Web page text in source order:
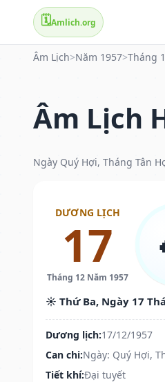
🗓️Amlich.org
Âm Lịch>Năm 1957>Tháng
Âm Lịch
Ngày Quý Hợi, Tháng Tân
DƯƠNG LỊCH
17
Tháng 12 Năm 1957
☀️ Thứ Ba, Ngày 17
Dương lịch:17/12/1957
Can chi:Ngày: Quý Hợi,
Tiết khí:Đại tuyết